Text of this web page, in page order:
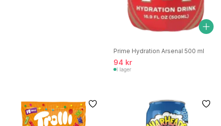
Prime Hydration Arsenal 500 ml
94 kr
I lager